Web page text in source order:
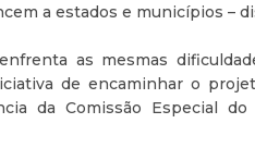
a estados e municípios –
as mesmas
de encaminhar o
da Comissão Especial do